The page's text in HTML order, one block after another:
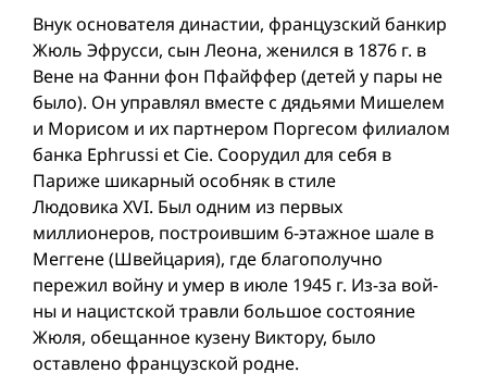
Внук основателя династии, французский банкир
Жюль Эфрусси, сын Леона, женился в 1876 г. в
Вене на Фанни фон Пфайффер (детей у пары не
было). Он управлял вместе с дядьями Мишелем
и Морисом и их партнером Поргесом филиалом
банка Ephrussi et Cie. Соорудил для себя в
Париже шикарный особняк в стиле
Людовика XVI. Был одним из первых
миллионеров, построившим 6-этажное шале в
Меггене (Швейцария), где благополучно
пережил вой­ну и умер в июле 1945 г. Из-за вой­
ны и нацистской травли большое состояние
Жюля, обещанное кузену Виктору, было
оставлено французской родне.